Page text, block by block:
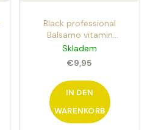
Black professional
Balsamo vitamin
integrating hair
conditioner 200ml
Zwei-Phasen-Spray für
ausgefranstes und
geschädigtes Haar
Skladem
€9,95
IN DEN
WARENKORB